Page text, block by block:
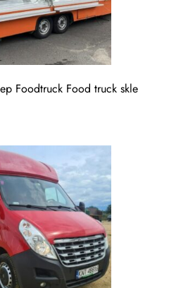
Foodtruck Food truck skle